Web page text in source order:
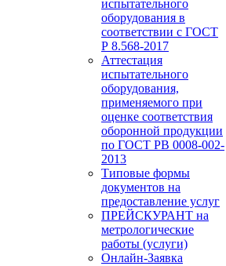
испытательного
оборудования в
соответствии с ГОСТ
Р 8.568-2017
Аттестация
испытательного
оборудования,
применяемого при
оценке соответствия
оборонной продукции
по ГОСТ РВ 0008-002-
2013
Типовые формы
документов на
предоставление услуг
ПРЕЙСКУРАНТ на
метрологические
работы (услуги)
Онлайн-Заявка